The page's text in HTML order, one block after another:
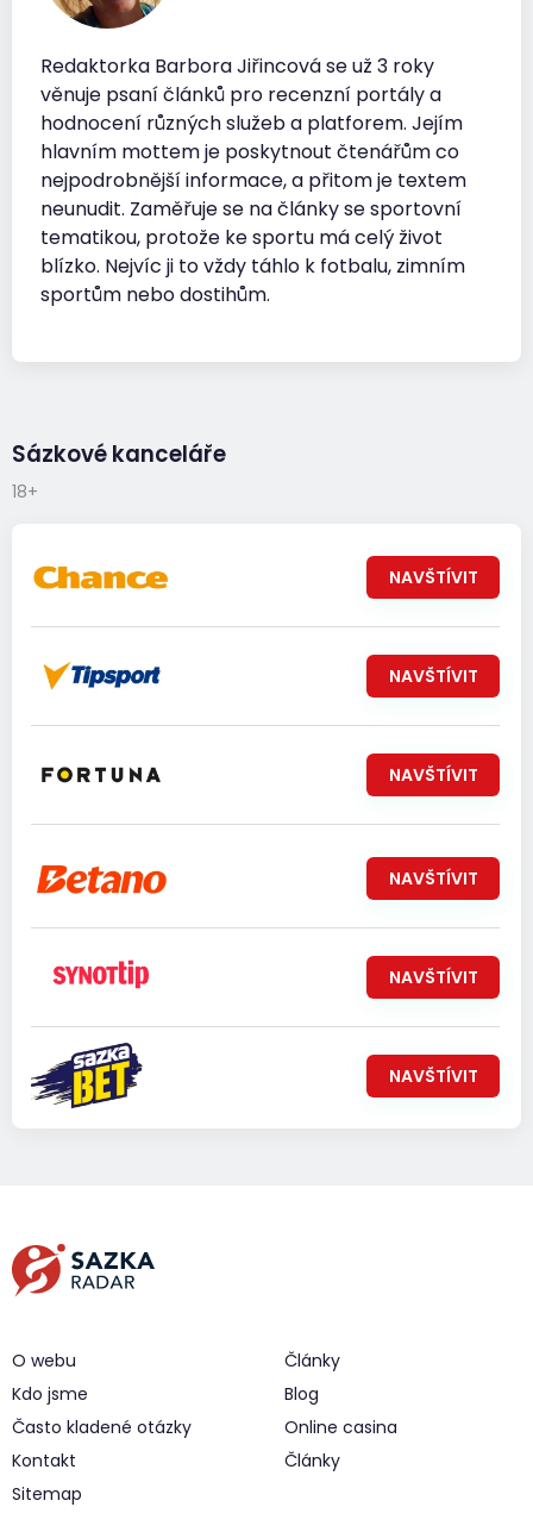
Redaktorka Barbora Jiřincová se už 3 roky
věnuje psaní článků pro recenzní portály a
hodnocení různých služeb a platforem. Jejím
hlavním mottem je poskytnout čtenářům co
nejpodrobnější informace, a přitom je textem
neunudit. Zaměřuje se na články se sportovní
tematikou, protože ke sportu má celý život
blízko. Nejvíc ji to vždy táhlo k fotbalu, zimním
sportům nebo dostihům.
Sázkové kanceláře
18+
NAVŠTÍVIT
NAVŠTÍVIT
NAVŠTÍVIT
NAVŠTÍVIT
NAVŠTÍVIT
NAVŠTÍVIT
O webu
Kdo jsme
Často kladené otázky
Kontakt
Sitemap
Články
Blog
Online casina
Články